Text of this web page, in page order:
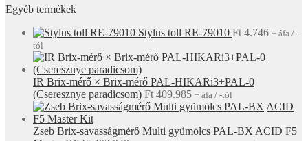
Egyéb termékek
Stylus toll RE-79010 Ft 4.746 + áfa / -
tól
IR Brix-mérő × Brix-mérő PAL-HIKARi3+PAL-0
(Cseresznye paradicsom) Ft 409.985 + áfa / -tól
Zseb Brix-savasságmérő Multi gyümölcs PAL-BX|ACID F5